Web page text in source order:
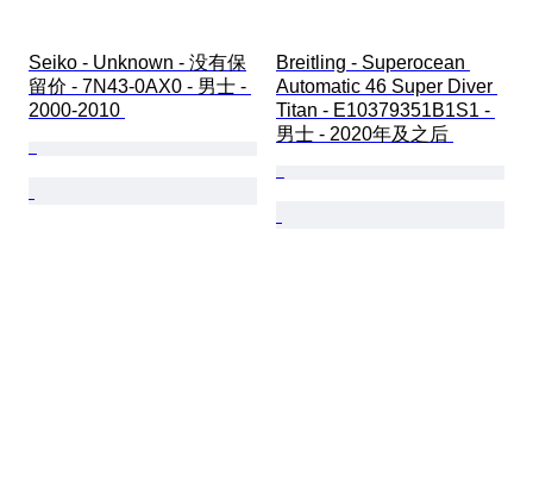
Seiko - Unknown - 没有保
留价 - 7N43-0AX0 - 男士 -
2000-2010
Breitling - Superocean
Automatic 46 Super Diver
Titan - E10379351B1S1 -
男士 - 2020年及之后